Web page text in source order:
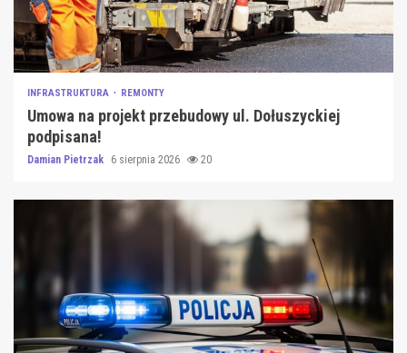
INFRASTRUKTURA REMONTY
Umowa na projekt przebudowy ul. Dołuszyckiej
podpisana!
Damian Pietrzak 6 sierpnia 2026 20